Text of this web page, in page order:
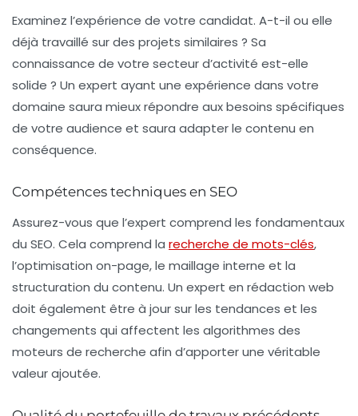
Examinez l’expérience de votre candidat. A-t-il ou elle
déjà travaillé sur des projets similaires ? Sa
connaissance de votre secteur d’activité est-elle
solide ? Un expert ayant une expérience dans votre
domaine saura mieux répondre aux besoins spécifiques
de votre audience et saura adapter le contenu en
conséquence.
Compétences techniques en SEO
Assurez-vous que l’expert comprend les fondamentaux
du SEO. Cela comprend la recherche de mots-clés,
l’optimisation on-page, le maillage interne et la
structuration du contenu. Un expert en rédaction web
doit également être à jour sur les tendances et les
changements qui affectent les algorithmes des
moteurs de recherche afin d’apporter une véritable
valeur ajoutée.